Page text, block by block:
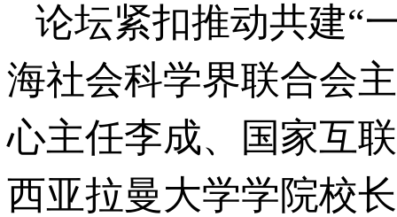
论坛紧扣推动共建“
海社会科学界联合会
心主任李成、国家互
西亚拉曼大学学院校